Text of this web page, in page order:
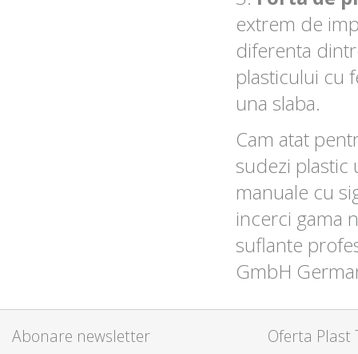
extrem de
diferenta
plasticului cu
una slaba.
Cam atat
sudezi plastic
manuale cu
incerci gama
suflante
GmbH
Abonare newsletter Oferta Plast